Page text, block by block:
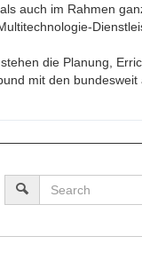
auch im Rahmen
die Planung,
mit den